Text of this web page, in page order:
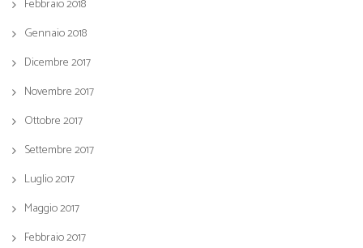
Febbraio 2018
Gennaio 2018
Dicembre 2017
Novembre 2017
Ottobre 2017
Settembre 2017
Luglio 2017
Maggio 2017
Febbraio 2017